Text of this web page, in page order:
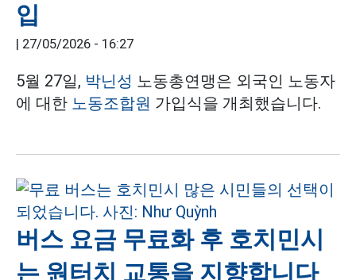
입
27/05/2026 - 16:27
5월 27일, 박닌성 노동총연맹은 외국인 노동자
에 대한 노동조합원 가입식을 개최했습니다.
버스 요금 무료화 후 호치민시
는 원터치 교통을 지향합니다